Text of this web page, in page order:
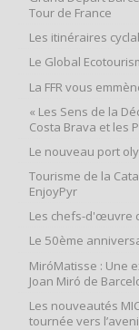
Tour de France
Les itinéraires
Le Global
La FFR vous
« Les Sens de la
Costa Brava et les
Le nouveau port
Tourisme de la
EnjoyPyr
Les chefs-d'œuvre
Le 50ème
MiróMatisse : Une
Joan Miró de
Les nouveautés
tournée vers